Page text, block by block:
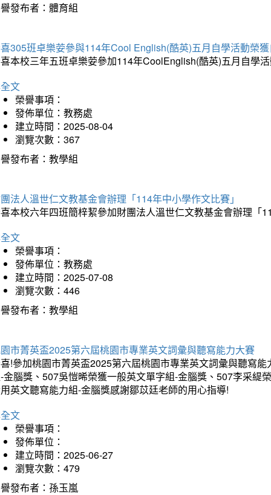
發布者：體育組
305班卓樂荌參與114年Cool English(酷英)五月自學活動榮
本校三年五班卓樂荌參加114年CoolEnglish(酷英)五月自學
文
榮譽事項：
發佈單位：教務處
建立時間：2025-08-04
瀏覽次數：367
發布者：教學組
法人溫世仁文教基金會辦理「114年中小學作文比賽」
本校六年四班簡梓絜參加財團法人溫世仁文教基金會辦理「
文
榮譽事項：
發佈單位：教務處
建立時間：2025-07-08
瀏覽次數：446
發布者：教學組
市菁英盃2025第六屆桃園市專業英文詞彙與聽寫能力大賽
!參加桃園市菁英盃2025第六屆桃園市專業英文詞彙與聽寫
金腦獎、507吳愷晞榮獲一般英文單字組-金腦獎、507李采緹
英文聽寫能力組-金腦獎感謝鄒苡廷老師的用心指導!
文
榮譽事項：
發佈單位：
建立時間：2025-06-27
瀏覽次數：479
發布者：孫玉嵐